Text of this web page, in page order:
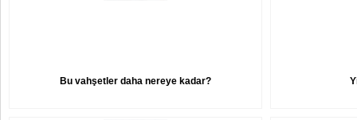
Bu vahşetler daha nereye kadar?